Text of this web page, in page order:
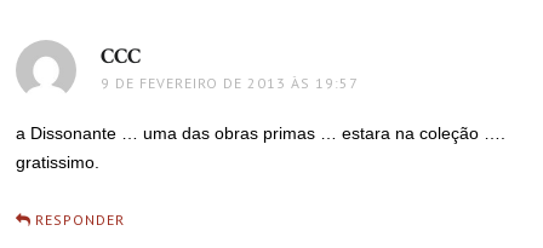
CCC
9 DE FEVEREIRO DE 2013 ÀS 19:57
a Dissonante … uma das obras primas … estara na coleção ….
gratissimo.
RESPONDER